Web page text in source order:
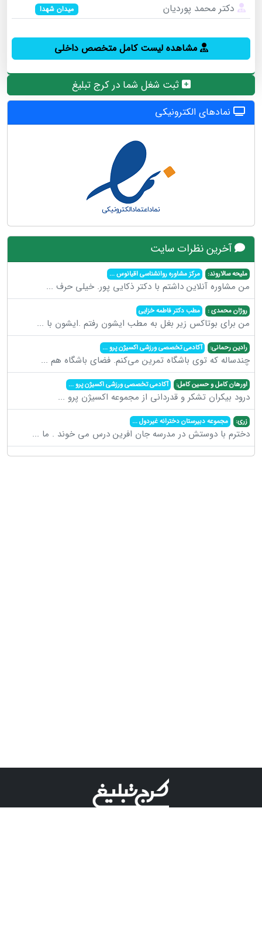
دکتر محمد پوردیان میدان شهدا
مشاهده لیست کامل متخصص داخلی
ثبت شغل شما در کرج تبلیغ
نمادهای الکترونیکی
آخرین نظرات سایت
ملیحه سالاروند: مرکز مشاوره روانشناسی اقیانوس...
من مشاوره آنلاین داشتم با دکتر ذکایی پور. خیلی حرف ...
روژان محمدی : مطب دکتر فاطمه خزایی
من برای بوتاکس زیر بغل به مطب ایشون رفتم .ایشون با ...
رادین رحمانی: آکادمی تخصصی ورزشی اکسیژن پرو...
چندساله که توی باشگاه تمرین می‌کنم. فضای باشگاه هم ...
اورهان کامل و حسین کامل: آکادمی تخصصی ورزشی اکسیژن پرو...
درود بیکران تشکر و قدردانی از مجموعه اکسیژن پرو ...
زری: مجموعه دبیرستان دخترانه غیردول...
دخترم با دوستش در مدرسه جان افرین درس می خوند . ما ...